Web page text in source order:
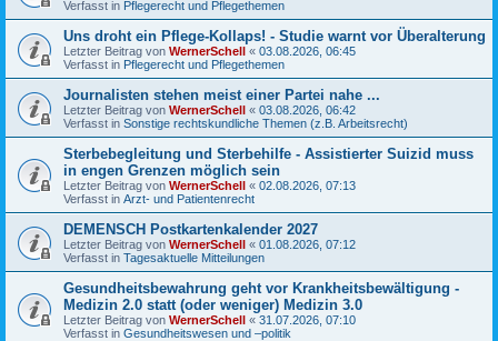
Verfasst in Pflegerecht und Pflegethemen
Uns droht ein Pflege-Kollaps! - Studie warnt vor Überalterung
Letzter Beitrag von WernerSchell « 03.08.2026, 06:45
Verfasst in Pflegerecht und Pflegethemen
Journalisten stehen meist einer Partei nahe ...
Letzter Beitrag von WernerSchell « 03.08.2026, 06:42
Verfasst in Sonstige rechtskundliche Themen (z.B. Arbeitsrecht)
Sterbebegleitung und Sterbehilfe - Assistierter Suizid muss
in engen Grenzen möglich sein
Letzter Beitrag von WernerSchell « 02.08.2026, 07:13
Verfasst in Arzt- und Patientenrecht
DEMENSCH Postkartenkalender 2027
Letzter Beitrag von WernerSchell « 01.08.2026, 07:12
Verfasst in Tagesaktuelle Mitteilungen
Gesundheitsbewahrung geht vor Krankheitsbewältigung -
Medizin 2.0 statt (oder weniger) Medizin 3.0
Letzter Beitrag von WernerSchell « 31.07.2026, 07:10
Verfasst in Gesundheitswesen und –politik